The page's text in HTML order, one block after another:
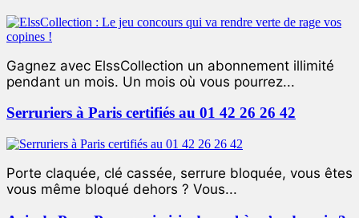
Gagnez avec ElssCollection un abonnement illimité
pendant un mois. Un mois où vous pourrez...
Serruriers à Paris certifiés au 01 42 26 26 42
Porte claquée, clé cassée, serrure bloquée, vous êtes
vous même bloqué dehors ? Vous...